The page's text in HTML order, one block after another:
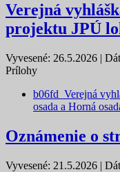
Verejná
projektu JPÚ
Vyvesené: 26.5.2026 |
Prílohy
b06fd_Verejná
osada a Horná
Oznámenie o
Vyvesené: 21.5.2026 |